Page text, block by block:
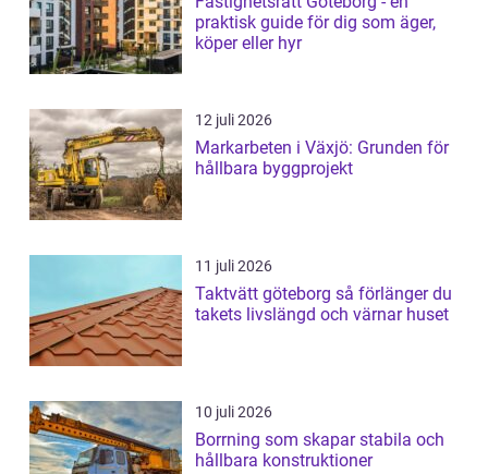
praktisk guide för dig som äger,
köper eller hyr
12 juli 2026
Markarbeten i Växjö: Grunden för
hållbara byggprojekt
11 juli 2026
Taktvätt göteborg så förlänger du
takets livslängd och värnar huset
10 juli 2026
Borrning som skapar stabila och
hållbara konstruktioner